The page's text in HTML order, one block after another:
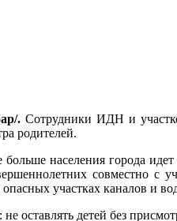
.Сотрудники ИДН и
родителей.
населения города
совместно с
участках каналов и
оставлять детей без